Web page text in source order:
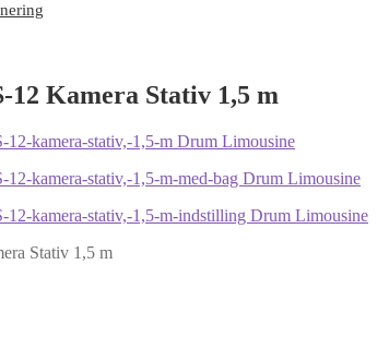
12 Kamera Stativ 1,5 m
Stativ 1,5 m